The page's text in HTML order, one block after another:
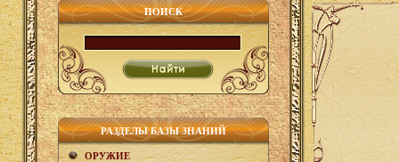
ПОИСК
РАЗДЕЛЫ БАЗЫ ЗНАНИЙ
ОРУЖИЕ